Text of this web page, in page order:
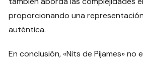
proporcionando una
auténtica.
En conclusión, «Nits de Pijames» no